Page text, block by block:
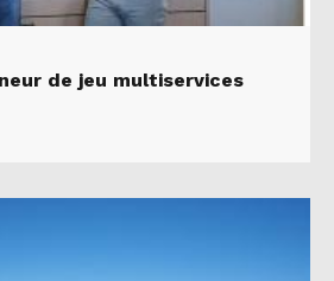
de jeu multiservices